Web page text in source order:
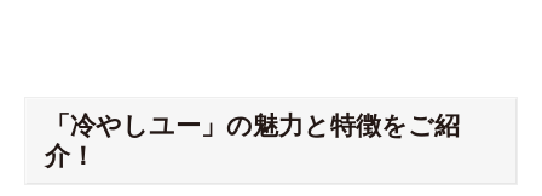
「冷やしユー」の魅力と特徴をご紹
介！